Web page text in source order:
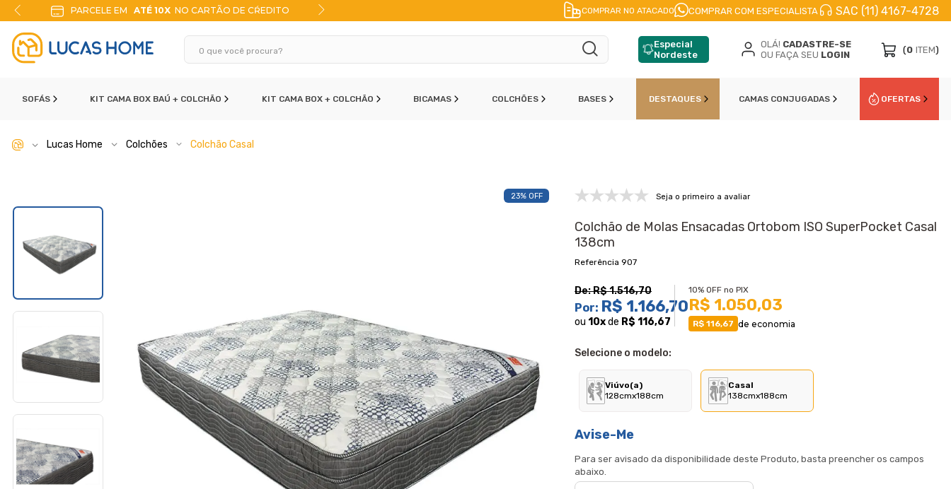
DE CŔEDITO 10% DE DESCONTONO PIX ENVIO IMEDIATO PARCELE EMATÉ 10XNO CARTÃO DE CŔEDITO
COMPRAR NO ATACADO COMPRAR COM ESPECIALISTA SAC (11) 4167-4728
Especial
Nordeste
OLÁ! CADASTRE-SE
OU FAÇA SEU LOGIN (0 ITEM)
SOFÁS KIT CAMA BOX BAÚ + COLCHÃO KIT CAMA BOX + COLCHÃO BICAMAS COLCHÕES BASES DESTAQUES CAMAS CONJUGADAS OFERTAS
Lucas Home Colchões Colchão Casal
23% OFF Seja o primeiro a avaliar
Colchão de Molas Ensacadas Ortobom ISO SuperPocket Casal
138cm
907
De:R$ 1.516,70
Por: R$ 1.166,70
ou10xde R$ 116,67
10% OFF no PIX
R$ 1.050,03
R$ 116,67 de economia
Selecione o modelo:
Viúvo(a)
128cmx188cm
Casal
138cmx188cm
Avise-Me
Para ser avisado da disponibilidade deste Produto, basta preencher os campos
abaixo.